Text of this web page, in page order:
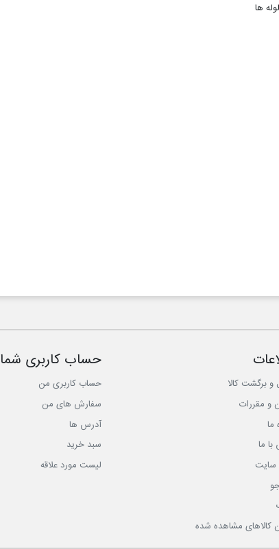
ها
و برگشت کالا
و مقررات
ما
ما
سایت
کالاهای مشاهده شده
حساب کاربری شما
حساب کاربری من
سفارش های من‎
آدرس ها
سبد خرید
لیست مورد علاقه